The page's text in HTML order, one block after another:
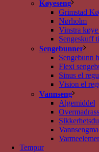
Køyeseng
Grimstad
Nørholm
Vinstra
Sengeskuff
Sengebunner
Sengebunn
Flexi
Sinus el
Vision el
Vannseng
Algemiddel
Overmadrass
Tempur